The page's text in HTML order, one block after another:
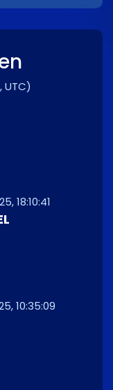
UTC)
18:10:41
10:35:09